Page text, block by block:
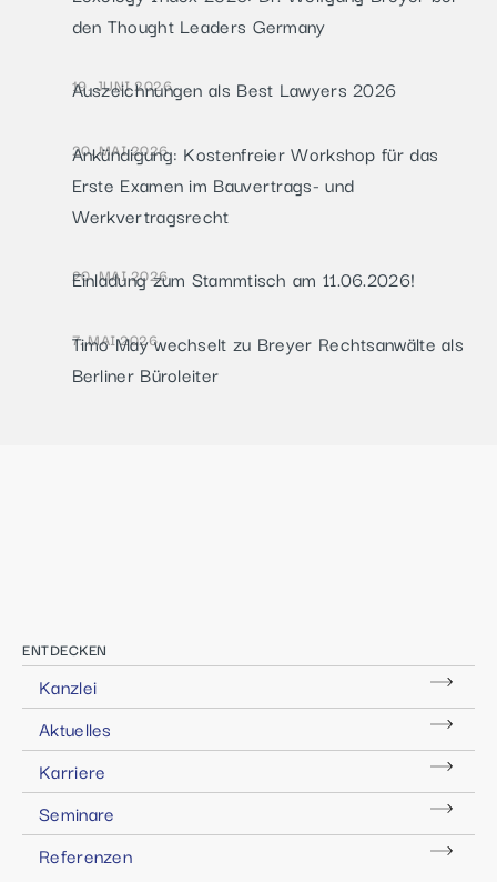
den Thought Leaders Germany
19. JUNI 2026
Auszeichnungen als Best Lawyers 2026
20. MAI 2026
Ankündigung: Kostenfreier Workshop für das
Erste Examen im Bauvertrags- und
Werkvertragsrecht
20. MAI 2026
Einladung zum Stammtisch am 11.06.2026!
7. MAI 2026
Timo May wechselt zu Breyer Rechtsanwälte als
Berliner Büroleiter
ENTDECKEN
Kanzlei
Aktuelles
Karriere
Seminare
Referenzen